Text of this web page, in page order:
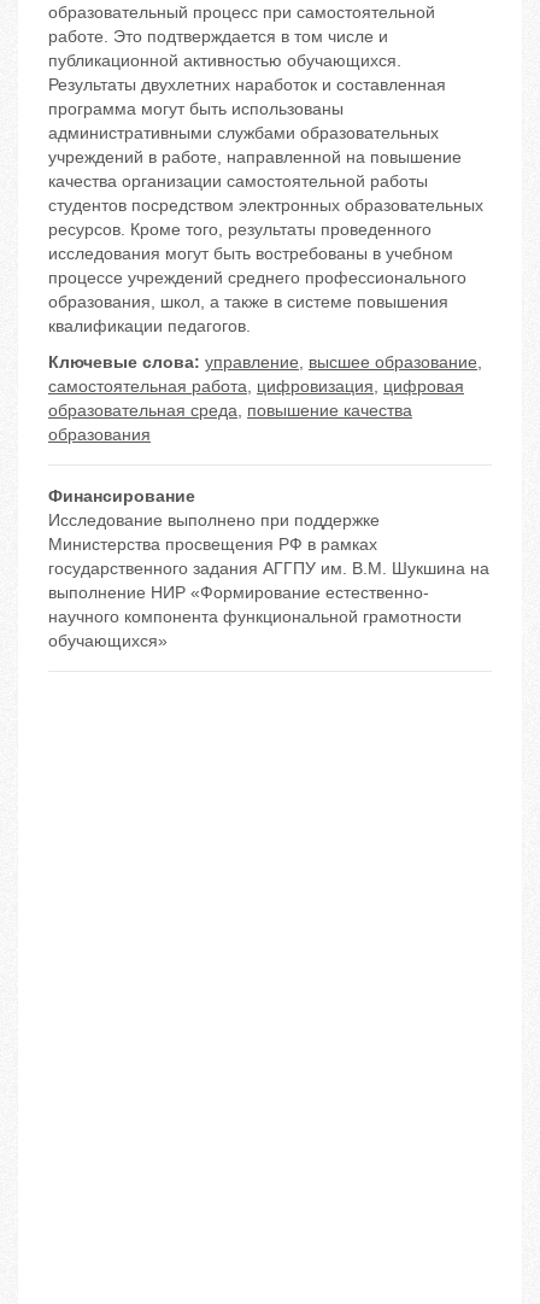
образовательный процесс при самостоятельной
работе. Это подтверждается в том числе и
публикационной активностью обучающихся.
Результаты двухлетних наработок и составленная
программа могут быть использованы
административными службами образовательных
учреждений в работе, направленной на повышение
качества организации самостоятельной работы
студентов посредством электронных образовательных
ресурсов. Кроме того, результаты проведенного
исследования могут быть востребованы в учебном
процессе учреждений среднего профессионального
образования, школ, а также в системе повышения
квалификации педагогов.
Ключевые слова: управление, высшее образование,
самостоятельная работа, цифровизация, цифровая
образовательная среда, повышение качества
образования
Финансирование
Исследование выполнено при поддержке
Министерства просвещения РФ в рамках
государственного задания АГГПУ им. В.М. Шукшина на
выполнение НИР «Формирование естественно-
научного компонента функциональной грамотности
обучающихся»